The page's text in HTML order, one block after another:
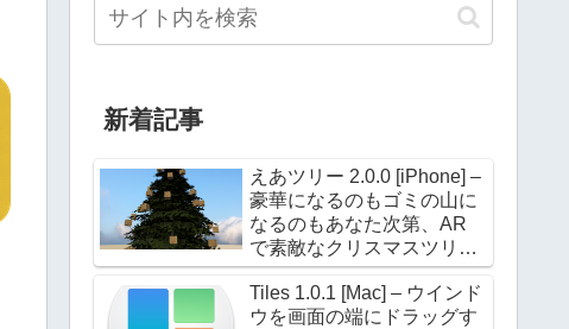
新着記事
えあツリー 2.0.0 [iPhone] –
豪華になるのもゴミの山に
なるのもあなた次第、AR
で素敵なクリスマスツリー
を飾ろう！
Tiles 1.0.1 [Mac] – ウインド
ウを画面の端にドラッグす